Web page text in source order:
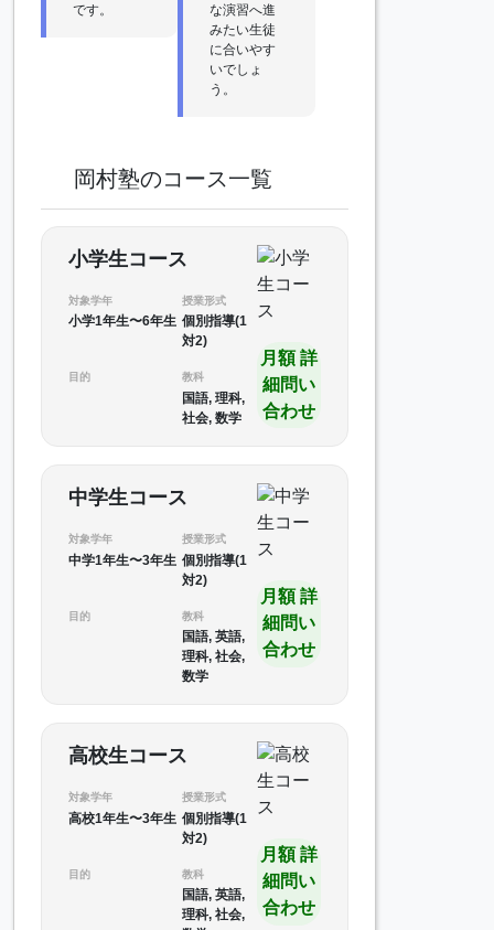
です。
な演習へ進
みたい生徒
に合いやす
いでしょ
う。
岡村塾のコース一覧
小学生コース
対象学年
小学1年生〜6年生
授業形式
個別指導(1
対2)
目的 教科
国語, 理科,
社会, 数学
月額 詳
細問い
合わせ
中学生コース
対象学年
中学1年生〜3年生
授業形式
個別指導(1
対2)
目的 教科
国語, 英語,
理科, 社会,
数学
月額 詳
細問い
合わせ
高校生コース
対象学年
高校1年生〜3年生
授業形式
個別指導(1
対2)
目的 教科
国語, 英語,
理科, 社会,
月額 詳
細問い
合わせ